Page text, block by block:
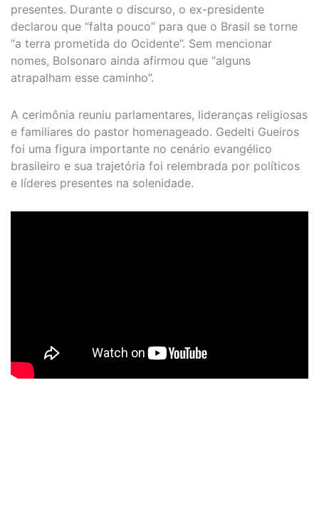
presentes. Durante o discurso, o ex-presidente
declarou que “falta pouco” para que o Brasil se torne
“a terra prometida do Ocidente”. Sem mencionar
nomes, Bolsonaro ainda afirmou que “alguns
atrapalham esse caminho”.
A cerimônia reuniu parlamentares, lideranças religiosas
e familiares do pastor homenageado. Gedelti Gueiros
foi uma figura importante no cenário evangélico
brasileiro e sua trajetória foi relembrada por políticos
e líderes presentes na solenidade.